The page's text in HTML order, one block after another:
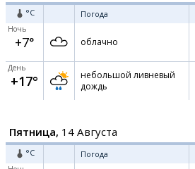
°C Погода
Ночь
+7° облачно
День
+17°
небольшой ливневый
дождь
Пятница, 14 Августа
°C Погода